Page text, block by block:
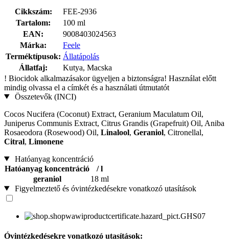
Cikkszám:
FEE-2936
Tartalom:
100 ml
EAN:
9008403024563
Márka:
Feele
Terméktípusok: Állatápolás
Állatfaj:
Kutya, Macska
! Biocidok alkalmazásakor ügyeljen a biztonságra! Használat előtt
mindig olvassa el a címkét és a használati útmutatót
Összetevők (INCI)
Cocos Nucifera (Coconut) Extract, Geranium Maculatum Oil,
Juniperus Communis Extract, Citrus Grandis (Grapefruit) Oil, Aniba
Rosaeodora (Rosewood) Oil, Linalool, Geraniol, Citronellal,
Citral, Limonene
Hatóanyag koncentráció
Hatóanyag koncentráció
/ l
geraniol
18 ml
Figyelmeztető és óvintézkedésekre vonatkozó utasítások
Óvintézkedésekre vonatkozó utasítások: